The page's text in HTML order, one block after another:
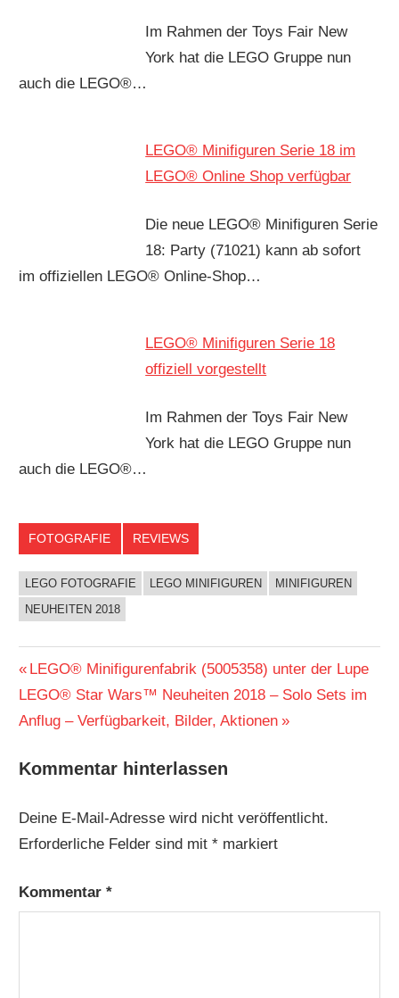
Im Rahmen der Toys Fair New
York hat die LEGO Gruppe nun
auch die LEGO®…
LEGO® Minifiguren Serie 18 im
LEGO® Online Shop verfügbar
Die neue LEGO® Minifiguren Serie
18: Party (71021) kann ab sofort
im offiziellen LEGO® Online-Shop…
LEGO® Minifiguren Serie 18
offiziell vorgestellt
Im Rahmen der Toys Fair New
York hat die LEGO Gruppe nun
auch die LEGO®…
FOTOGRAFIE REVIEWS
LEGO FOTOGRAFIE LEGO MINIFIGUREN
MINIFIGUREN
NEUHEITEN 2018
Beitragsnavigation
Vorheriger
Beitrag:
LEGO® Minifigurenfabrik (5005358) unter der Lupe
Nächster
Beitrag:
LEGO® Star Wars™ Neuheiten 2018 – Solo Sets im
Anflug – Verfügbarkeit, Bilder, Aktionen
Kommentar hinterlassen
Deine E-Mail-Adresse wird nicht veröffentlicht.
Erforderliche Felder sind mit* markiert
Kommentar*